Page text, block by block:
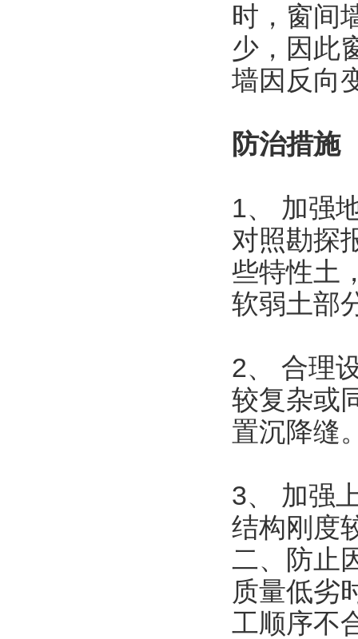
时，窗间
少，因此
墙因反向
防治措施
1、 加强
对照勘探
些特性土
软弱土部
2、 合理
较复杂或
置沉降缝
3、 加强
结构刚度
二、防止
质量低劣
工顺序不